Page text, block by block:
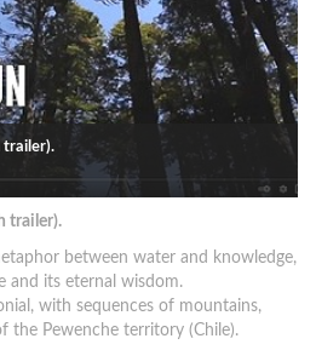
trailer).
trailer).
between water and knowledge,
and its eternal wisdom.
with sequences of mountains,
the Pewenche territory (Chile).